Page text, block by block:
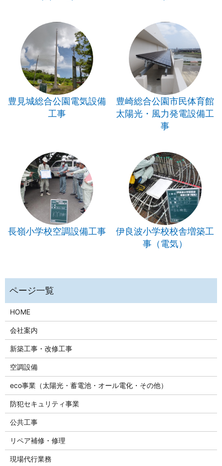
豊見城総合公園電気設備
工事
豊崎総合公園市民体育館
太陽光・風力発電設備工
事
長嶺小学校空調設備工事
伊良波小学校校舎増築工
事（電気）
HOME
会社案内
新築工事・改修工事
空調設備
eco事業（太陽光・蓄電池・オール電化・その他）
防犯セキュリティ事業
公共工事
リペア補修・修理
現場代行業務